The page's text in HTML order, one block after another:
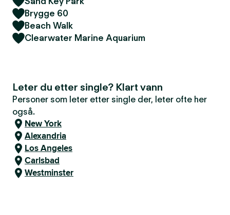
Brygge 60
Beach Walk
Clearwater Marine Aquarium
Leter du etter single? Klart vann
Personer som leter etter single der, leter ofte her
også.
New York
Alexandria
Los Angeles
Carlsbad
Westminster